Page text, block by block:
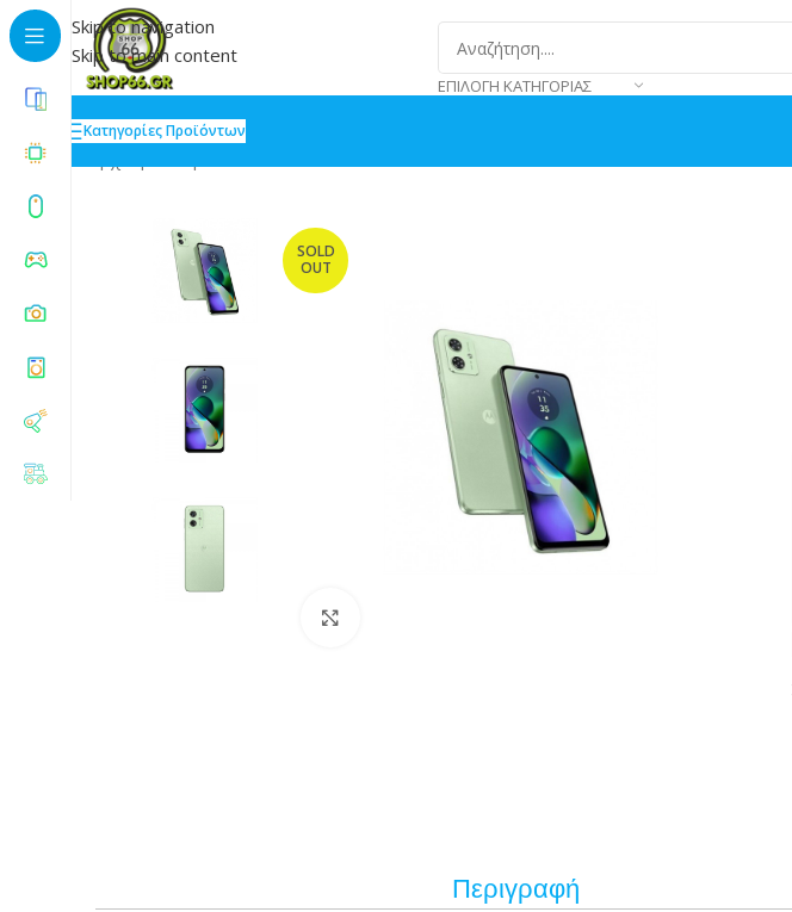
Skip to navigation
Skip to main content
ΕΠΙΛΟΓΉ ΚΑΤΗΓΟΡΊΑΣ
Κατηγορίες Προϊόντων
SOLD
OUT
Περιγραφή